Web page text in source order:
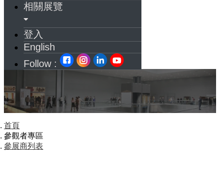
相關展覽
登入
English
Follow :
首頁
參觀者專區
參展商列表